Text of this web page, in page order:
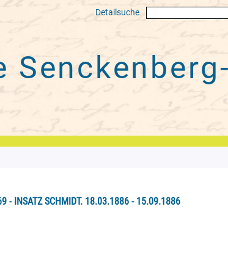
Detailsuche
- INSATZ SCHMIDT. 18.03.1886 - 15.09.1886